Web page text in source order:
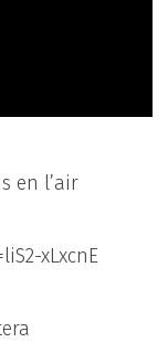
en l’air
xLxcnE